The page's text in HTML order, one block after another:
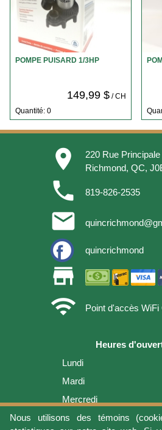
Nous utilisons des témoins
POMPE PUISARD 1/3HP
149,99 $/ CH
Quantité: 0
place
220 Rue
Richmond, QC,
phone 819-826-2535
email
quincrichmond
store
wifi
Point d'accès WiFi
Heures
Lundi
Mardi
Mercredi
Jeudi